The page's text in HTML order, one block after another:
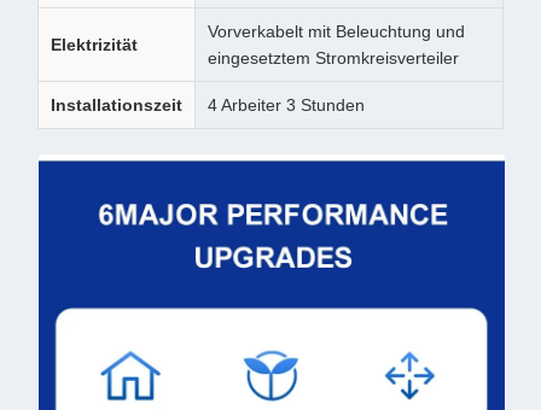
Elektrizität
Vorverkabelt mit Beleuchtung und
eingesetztem Stromkreisverteiler
Installationszeit 4 Arbeiter 3 Stunden